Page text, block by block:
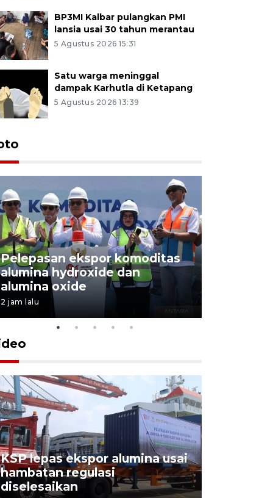
BP3MI Kalbar pulangkan PMI
lansia usai 30 tahun merantau
5 Agustus 2026 15:31
Satu warga meninggal
dampak Karhutla di Ketapang
5 Agustus 2026 13:39
Pelepasan ekspor komoditas
alumina hydroxide dan
alumina oxide
2 jam lalu
KSP lepas ekspor alumina usai
hambatan regulasi
diselesaikan